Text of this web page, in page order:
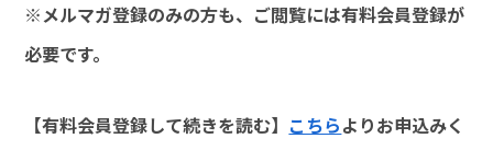
※メルマガ登録のみの方も、ご閲覧には有料会員登録が
必要です。
【有料会員登録して続きを読む】 こちらよりお申込みく